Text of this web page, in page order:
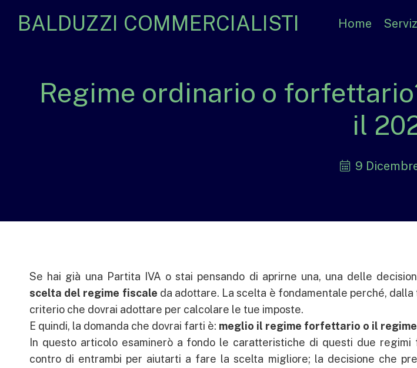
BALDUZZI COMMERCIALISTI Home
Regime ordinario o
il
9
Se hai già una Partita IVA o stai pensando di aprirne una, una delle
scelta del regime fiscale da adottare. La scelta è fondamentale perché, dalla
criterio che dovrai adottare per calcolare le tue imposte.
E quindi, la domanda che dovrai farti è: meglio il regime forfettario o il
In questo articolo esaminerò a fondo le caratteristiche di questi due regimi
contro di entrambi per aiutarti a fare la scelta migliore; la decisione che